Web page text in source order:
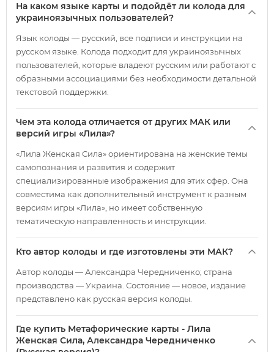
На каком языке карты и подойдёт ли колода для
украиноязычных пользователей?
Язык колоды — русский, все подписи и инструкции на
русском языке. Колода подходит для украиноязычных
пользователей, которые владеют русским или работают с
образными ассоциациями без необходимости детальной
текстовой поддержки.
Чем эта колода отличается от других МАК или
версий игры «Лила»?
«Лила Женская Сила» ориентирована на женские темы
самопознания и развития и содержит
специализированные изображения для этих сфер. Она
совместима как дополнительный инструмент к разным
версиям игры «Лила», но имеет собственную
тематическую направленность и инструкции.
Кто автор колоды и где изготовлены эти МАК?
Автор колоды — Александра Чередниченко; страна
производства — Украина. Состояние — новое, издание
представлено как русская версия колоды.
Где купить Метафорические карты - Лила
Женская Сила, Александра Чередниченко